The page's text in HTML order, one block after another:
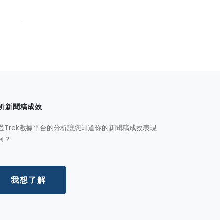
新聞稿成效
Trek數據平台的分析讓您知道你的新聞稿成效表現
？
我想了解